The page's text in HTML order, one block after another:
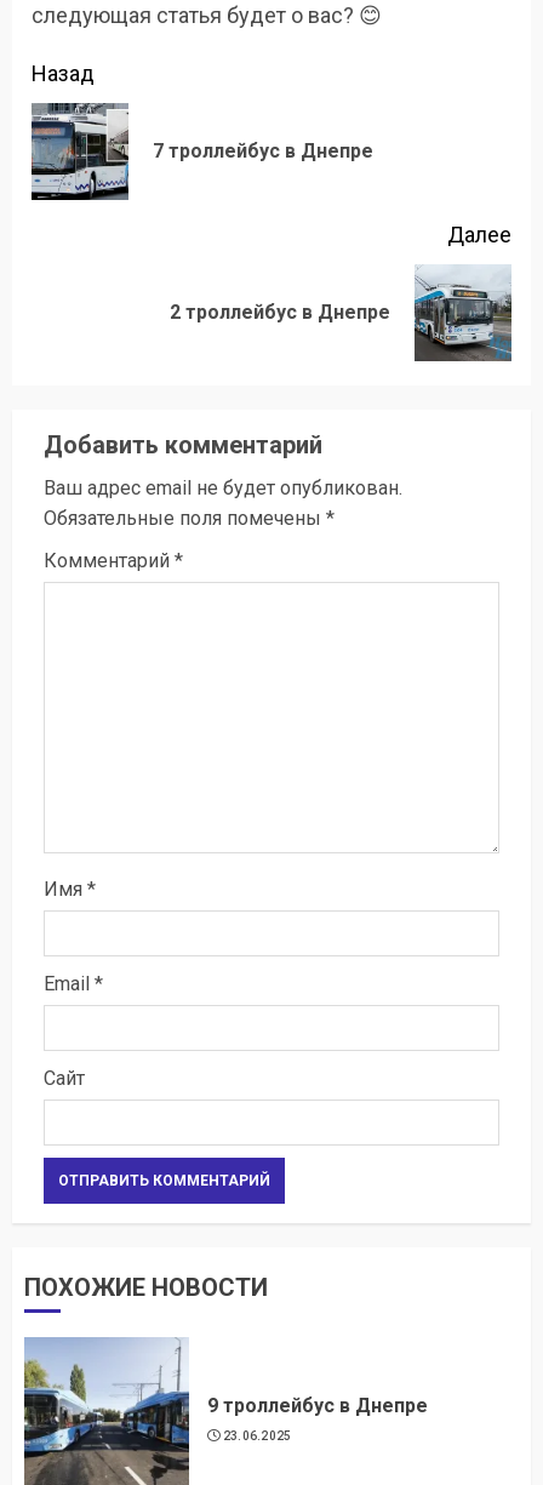
следующая статья будет о вас? 😊
Продолжить
чтение
Назад
7 троллейбус в Днепре
Далее
2 троллейбус в Днепре
Добавить комментарий
Ваш адрес email не будет опубликован.
Обязательные поля помечены *
Комментарий *
Имя *
Email *
Сайт
ПОХОЖИЕ НОВОСТИ
9 троллейбус в Днепре
23.06.2025